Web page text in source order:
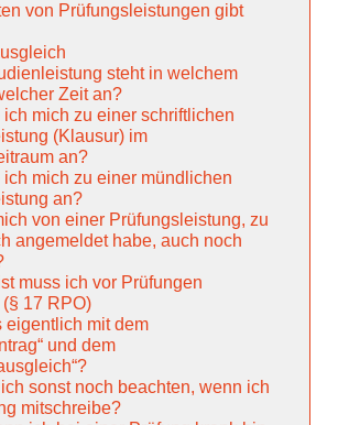
von Prüfungsleistungen gibt
steht in welchem
Zeit an?
mich zu einer schriftlichen
(Klausur) im
an?
mich zu einer mündlichen
an?
von einer Prüfungsleistung, zu
angemeldet habe, auch noch
muss ich vor Prüfungen
17 RPO)
eigentlich mit dem
und dem
sonst noch beachten, wenn ich
mitschreibe?